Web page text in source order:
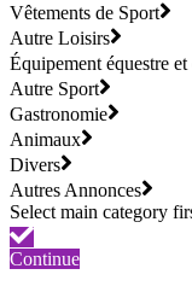
Vêtements de Sport
Autre Loisirs
Équipement équestre et
Autre Sport
Gastronomie
Animaux
Divers
Autres Annonces
Continue